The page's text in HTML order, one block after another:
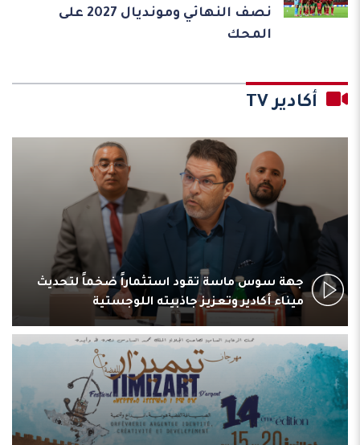
نصف النهائي ومونديال 2027 على
المحك
أكادير TV
جهة سوس ماسة تقود استثماراً ضخماً لتحديث
ميناء أكادير وتعزيز جاذبيته اللوجستية